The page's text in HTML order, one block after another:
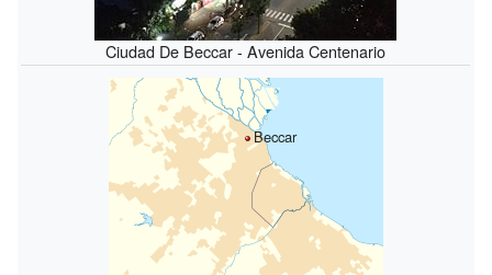
Ciudad De Beccar - Avenida Centenario
Beccar